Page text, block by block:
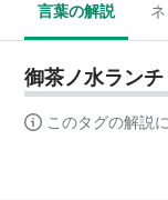
言葉の解説
御茶ノ水ランチ
このタグの解説